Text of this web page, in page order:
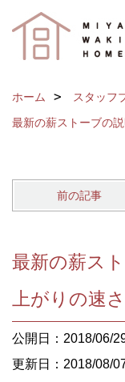
ホーム
スタッフ
最新の薪ストーブの
前の記事
最新の薪ス
上がりの速さ
公開日：2018/06/
更新日：2018/08/